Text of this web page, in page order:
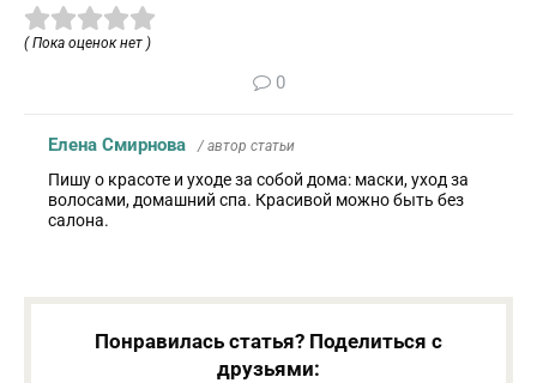
( Пока оценок нет )
0
Елена Смирнова / автор статьи
Пишу о красоте и уходе за собой дома: маски, уход за
волосами, домашний спа. Красивой можно быть без
салона.
Понравилась статья? Поделиться с
друзьями: